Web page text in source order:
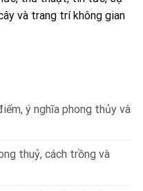
và trang trí không gian
ý nghĩa phong thủy và
thuỷ, cách trồng và